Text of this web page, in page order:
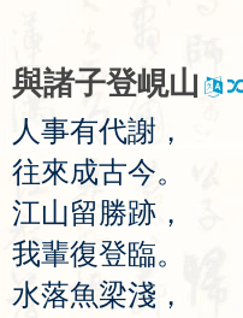
與諸子登峴山
人事有代謝 ，
往來成古今。
江山留勝跡 ，
我輩復登臨。
水落魚梁淺 ，